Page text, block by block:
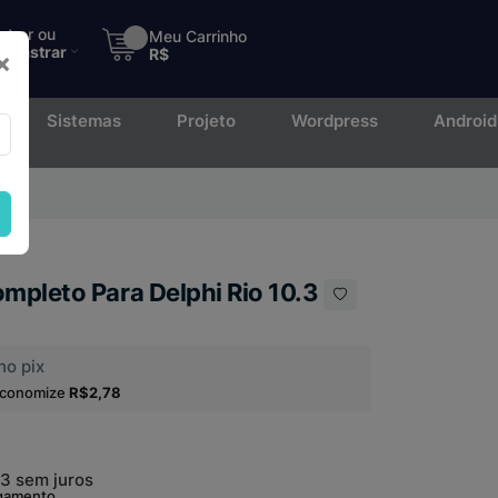
ou
Cadastrar
Meu Carrinho
R$
Sistemas Projeto Wordpress Android
Para Delphi Rio 10.3
pix
R$2,78
sem juros